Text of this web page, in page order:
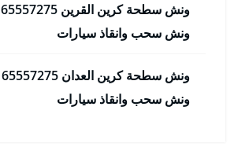
ونش سطحة كرين القرين 65557275
ونش سحب وانقاذ سيارات
ونش سطحة كرين العدان 65557275
ونش سحب وانقاذ سيارات